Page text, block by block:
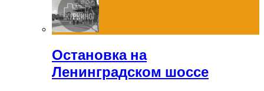
Остановка на
Ленинградском шоссе